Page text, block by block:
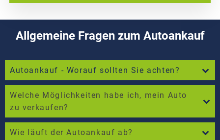
Allgemeine Fragen zum Autoankauf
Autoankauf - Worauf sollten Sie achten?
Welche Möglichkeiten habe ich, mein Auto
zu verkaufen?
Wie läuft der Autoankauf ab?